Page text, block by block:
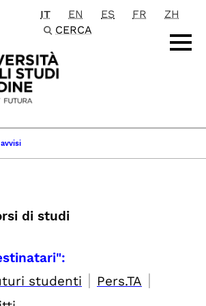
principale
IT EN ES FR
ZH
CERCA
avvisi
di studi
studenti | Pers.TA |